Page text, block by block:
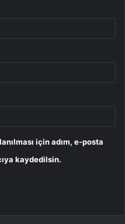
için adım, e-posta
kaydedilsin.